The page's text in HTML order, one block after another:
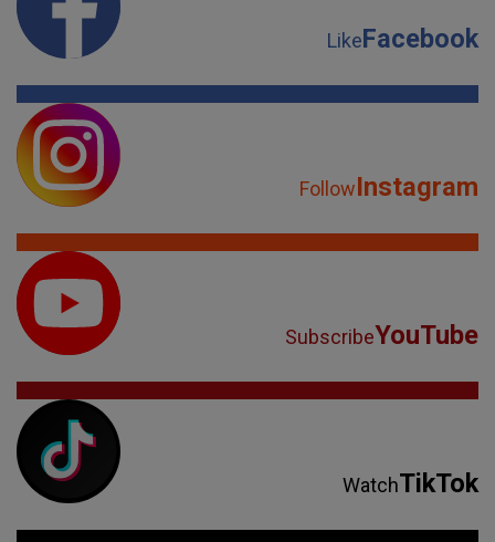
LikeFacebook
FollowInstagram
SubscribeYouTube
WatchTikTok